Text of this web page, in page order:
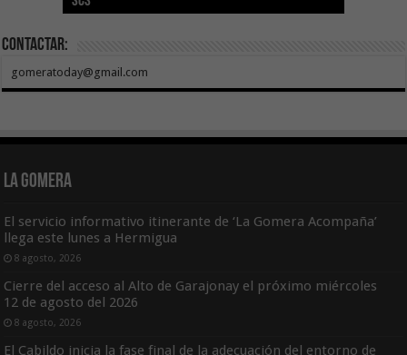
Contactar:
gomeratoday@gmail.com
La Gomera
El servicio informativo itinerante de ‘La Gomera Acompaña’
llega este lunes a Hermigua
8 agosto, 2026
Cierre del acceso al Alto de Garajonay el próximo miércoles
12 de agosto del 2026
8 agosto, 2026
El Cabildo inicia la fase final de la adecuación del entorno de